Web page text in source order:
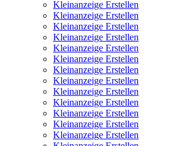
Kleinanzeige Erstellen
Kleinanzeige Erstellen
Kleinanzeige Erstellen
Kleinanzeige Erstellen
Kleinanzeige Erstellen
Kleinanzeige Erstellen
Kleinanzeige Erstellen
Kleinanzeige Erstellen
Kleinanzeige Erstellen
Kleinanzeige Erstellen
Kleinanzeige Erstellen
Kleinanzeige Erstellen
Kleinanzeige Erstellen